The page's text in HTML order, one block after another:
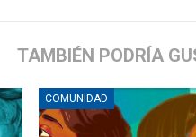
TAMBIÉN PODRÍA
COMUNIDAD